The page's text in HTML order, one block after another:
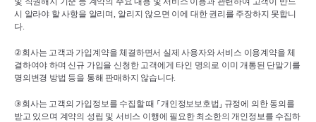
시 알라야 할 사항을 알리며, 알리지 않으면 이에 대한 권리를 주장하지 못합니
다.
②회사는 고객과 가입계약을 체결하면서 실제 사용자와 서비스 이용계약을 체
결하여야 하며 신규 가입을 신청한 고객에게 타인 명의로 이미 개통된 단말기를
명의변경 방법 등을 통해 판매하지 않습니다.
③회사는 고객의 가입정보를 수집할 때 ⸀개인정보보호법 ⸥ 규정에 의한 동의를
받고 있으며 계약의 성립 및 서비스 이행에 필요한 최소한의 개인정보를 수집하